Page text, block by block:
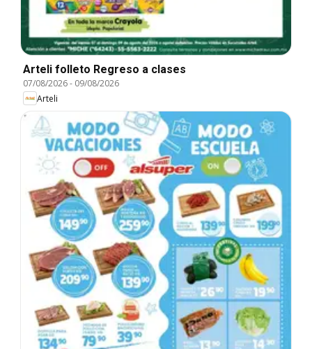
Arteli folleto Regreso a clases
07/08/2026- 09/08/2026
Arteli